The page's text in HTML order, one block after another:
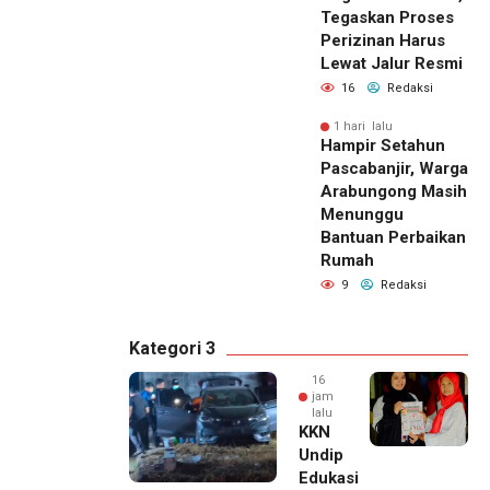
Tegaskan Proses
Perizinan Harus
Lewat Jalur Resmi
16 Redaksi
1 hari lalu
Hampir Setahun
Pascabanjir, Warga
Arabungong Masih
Menunggu
Bantuan Perbaikan
Rumah
9 Redaksi
Kategori 3
16
jam
lalu
KKN
Undip
Edukasi